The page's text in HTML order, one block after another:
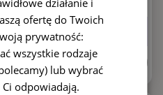
WIELKIE KSIĘGI DUDEN
49,90
POINFORMUJ MNIE
ofertę do Twoich
prywatność:
wszystkie rodzaje
lub wybrać
odpowiadają.